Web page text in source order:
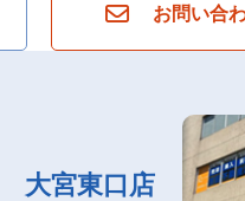
お問い合
大宮東口店